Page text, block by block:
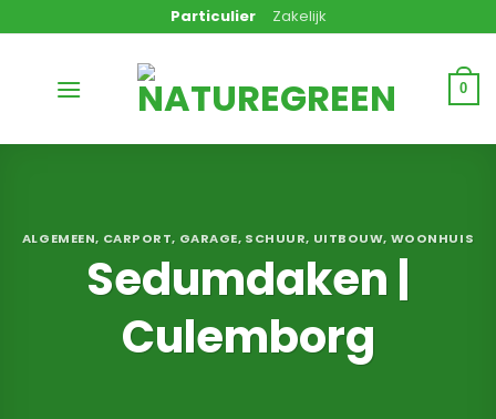
naar
Particulier Zakelijk
0
ALGEMEEN, CARPORT, GARAGE, SCHUUR, UITBOUW, WOONHUIS
Sedumdaken |
Culemborg